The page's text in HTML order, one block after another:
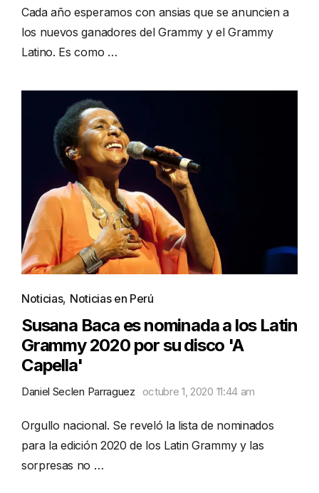
Cada año esperamos con ansias que se anuncien a
los nuevos ganadores del Grammy y el Grammy
Latino. Es como …
Noticias, Noticias en Perú
Susana Baca es nominada a los Latin
Grammy 2020 por su disco 'A
Capella'
Daniel Seclen Parraguez octubre 1, 2020 11:44 am
Orgullo nacional. Se reveló la lista de nominados
para la edición 2020 de los Latin Grammy y las
sorpresas no …